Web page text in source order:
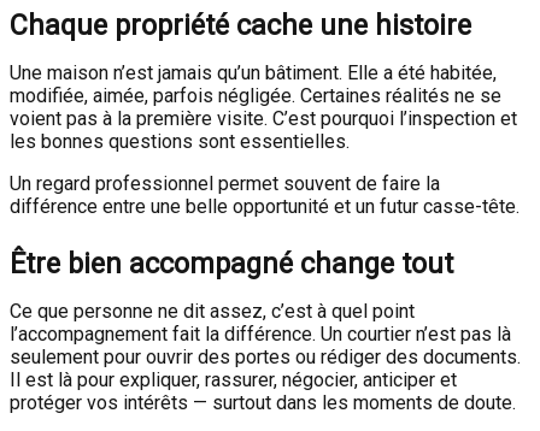
Chaque propriété cache une histoire
Une maison n’est jamais qu’un bâtiment. Elle a été habitée,
modifiée, aimée, parfois négligée. Certaines réalités ne se
voient pas à la première visite. C’est pourquoi l’inspection et
les bonnes questions sont essentielles.
Un regard professionnel permet souvent de faire la
différence entre une belle opportunité et un futur casse-tête.
Être bien accompagné change tout
Ce que personne ne dit assez, c’est à quel point
l’accompagnement fait la différence. Un courtier n’est pas là
seulement pour ouvrir des portes ou rédiger des documents.
Il est là pour expliquer, rassurer, négocier, anticiper et
protéger vos intérêts — surtout dans les moments de doute.